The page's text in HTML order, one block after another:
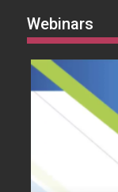
Webinars